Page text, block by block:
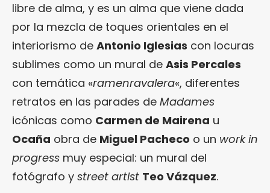
libre de alma, y es un alma que viene dada
por la mezcla de toques orientales en el
interiorismo de Antonio Iglesias con locuras
sublimes como un mural de Asis Percales
con temática «ramenravalera«, diferentes
retratos en las parades de Madames
icónicas como Carmen de Mairena u
Ocaña obra de Miguel Pacheco o un work in
progress muy especial: un mural del
fotógrafo y street artist Teo Vázquez.